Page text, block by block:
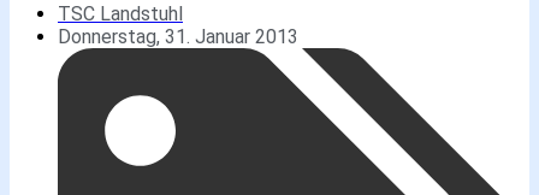
TSC Landstuhl
Donnerstag, 31. Januar 2013